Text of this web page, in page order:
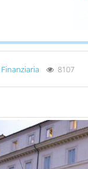
Finanziaria 8107